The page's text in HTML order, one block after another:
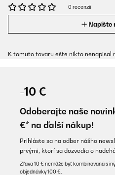
0 recenzií
Napíšte
K tomuto tovaru ešte nikto nenapísal
-10 €
Odoberajte naše
€* na ďalší nákup!
Prihláste sa na odber nášho
prvými, ktorí sa dozvedia o
Zľava 10 € nemôže byť kombinovaná s
objednávky 100 €.